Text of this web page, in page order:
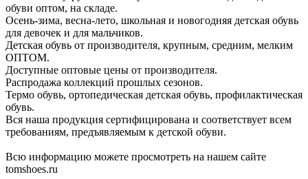
обуви оптом, на складе.
Осень-зима, весна-лето, школьная и новогодняя детская обувь
для девочек и для мальчиков.
Детская обувь от производителя, крупным, средним, мелким
ОПТОМ.
Доступные оптовые цены от производителя.
Распродажа коллекций прошлых сезонов.
Термо обувь, ортопедическая детская обувь, профилактическая
обувь.
Вся наша продукция сертифицирована и соответствует всем
требованиям, предъявляемым к детской обуви.
Всю информацию можете просмотреть на нашем сайте
tomshoes.ru